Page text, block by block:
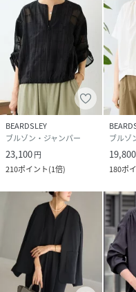
け、量産にあたり混率や
ざいますので、ご了承く
・サンプルでの撮影、計
部変更になる場合がござ
・撮影サンプル品はブラ
にはタグがつきますので
ございます。
・工場の生産の都合上、
す。検品や輸送の関係で
ださい。また、入荷状況
より遅れる場合もござい
・店頭に陳列していた商
《商品画像について》
ご覧頂いている商品の写
の色に近くなるように努
ター、ブラウザ等）の違
異なる場合がございます
《ハートをタップして商
BEARDSLEY
ブルゾン・ジャンパー
23,100円
210ポイント(1倍)
ブルゾ
19,800
180ポ